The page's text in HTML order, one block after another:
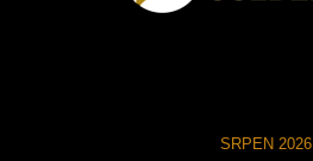
SRPEN 2026